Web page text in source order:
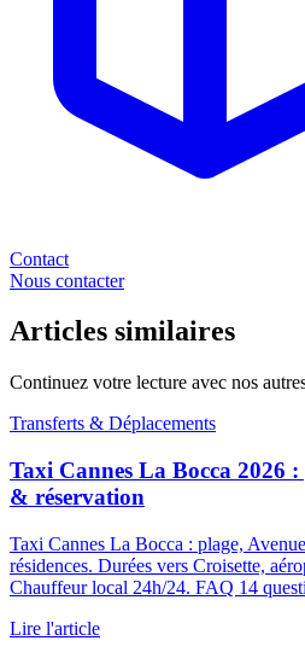
Contact
Nous contacter
Articles similaires
Continuez votre lecture avec nos
Transferts & Déplacements
Taxi Cannes La Bocca 2026
& réservation
Taxi Cannes La Bocca : plage,
résidences. Durées vers Croisette,
Chauffeur local 24h/24. FAQ 14
Lire l'article